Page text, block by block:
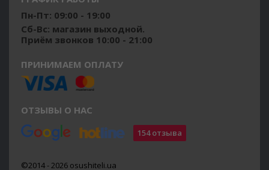
Пн-Пт: 09:00 - 19:00
Сб-Вс: магазин выходной.
Приём звонков 10:00 - 21:00
ПРИНИМАЕМ ОПЛАТУ
ОТЗЫВЫ О НАС
154 отзыва
©2014 - 2026 osushiteli.ua